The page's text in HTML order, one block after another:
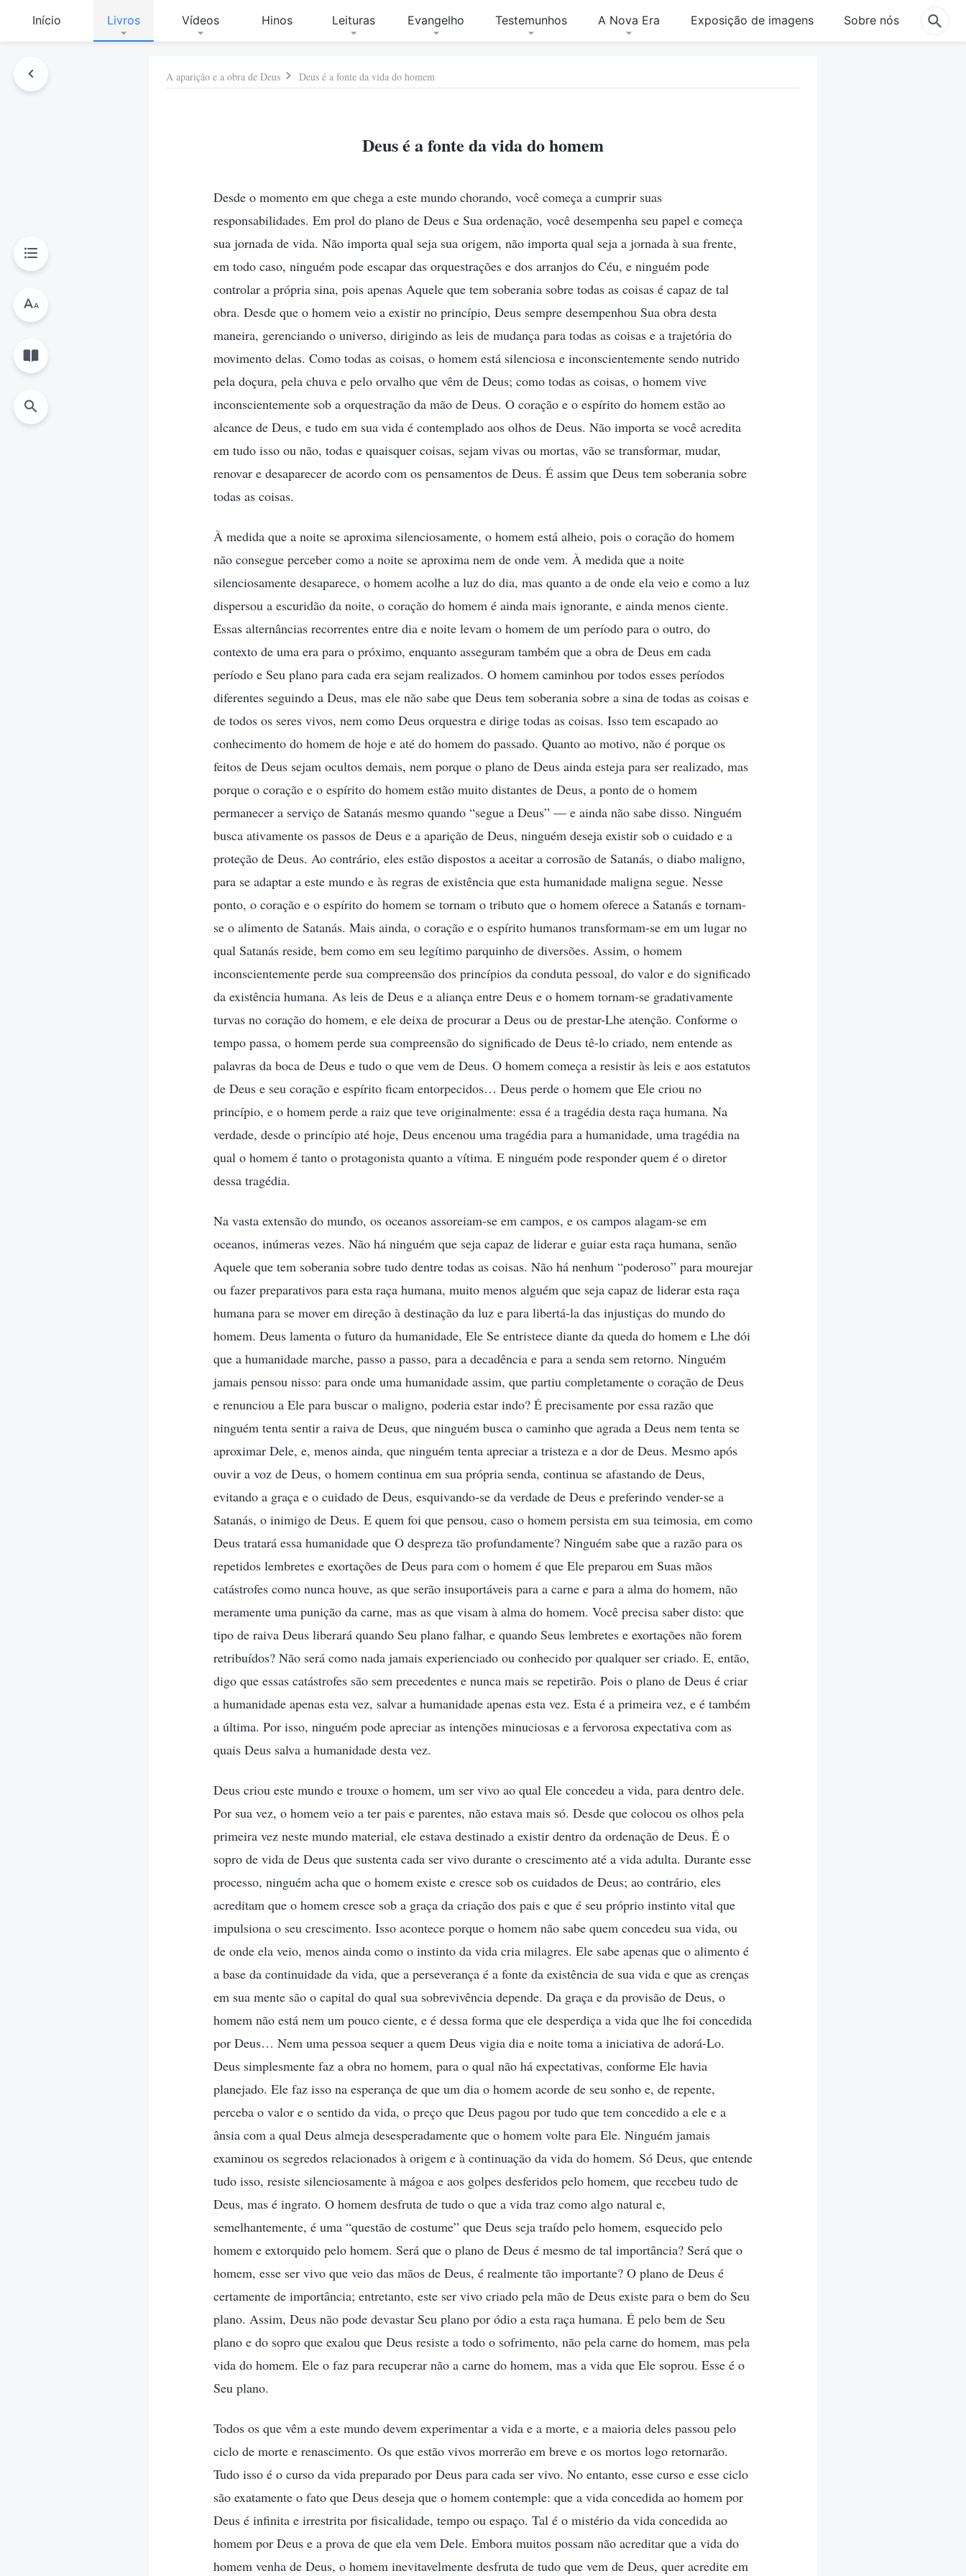
Início Livros Vídeos Hinos Leituras Evangelho Testemunhos A Nova Era Exposição de imagens Sobre nós
A aparição e a obra de Deus Deus é a fonte da vida do homem
Deus é a fonte da vida do homem
Desde o momento em que chega a este mundo chorando, você começa a cumprir suas
responsabilidades. Em prol do plano de Deus e Sua ordenação, você desempenha seu papel e começa
sua jornada de vida. Não importa qual seja sua origem, não importa qual seja a jornada à sua frente,
em todo caso, ninguém pode escapar das orquestrações e dos arranjos do Céu, e ninguém pode
controlar a própria sina, pois apenas Aquele que tem soberania sobre todas as coisas é capaz de tal
obra. Desde que o homem veio a existir no princípio, Deus sempre desempenhou Sua obra desta
maneira, gerenciando o universo, dirigindo as leis de mudança para todas as coisas e a trajetória do
movimento delas. Como todas as coisas, o homem está silenciosa e inconscientemente sendo nutrido
pela doçura, pela chuva e pelo orvalho que vêm de Deus; como todas as coisas, o homem vive
inconscientemente sob a orquestração da mão de Deus. O coração e o espírito do homem estão ao
alcance de Deus, e tudo em sua vida é contemplado aos olhos de Deus. Não importa se você acredita
em tudo isso ou não, todas e quaisquer coisas, sejam vivas ou mortas, vão se transformar, mudar,
renovar e desaparecer de acordo com os pensamentos de Deus. É assim que Deus tem soberania sobre
todas as coisas.
À medida que a noite se aproxima silenciosamente, o homem está alheio, pois o coração do homem
não consegue perceber como a noite se aproxima nem de onde vem. À medida que a noite
silenciosamente desaparece, o homem acolhe a luz do dia, mas quanto a de onde ela veio e como a luz
dispersou a escuridão da noite, o coração do homem é ainda mais ignorante, e ainda menos ciente.
Essas alternâncias recorrentes entre dia e noite levam o homem de um período para o outro, do
contexto de uma era para o próximo, enquanto asseguram também que a obra de Deus em cada
período e Seu plano para cada era sejam realizados. O homem caminhou por todos esses períodos
diferentes seguindo a Deus, mas ele não sabe que Deus tem soberania sobre a sina de todas as coisas e
de todos os seres vivos, nem como Deus orquestra e dirige todas as coisas. Isso tem escapado ao
conhecimento do homem de hoje e até do homem do passado. Quanto ao motivo, não é porque os
feitos de Deus sejam ocultos demais, nem porque o plano de Deus ainda esteja para ser realizado, mas
porque o coração e o espírito do homem estão muito distantes de Deus, a ponto de o homem
permanecer a serviço de Satanás mesmo quando “segue a Deus” — e ainda não sabe disso. Ninguém
busca ativamente os passos de Deus e a aparição de Deus, ninguém deseja existir sob o cuidado e a
proteção de Deus. Ao contrário, eles estão dispostos a aceitar a corrosão de Satanás, o diabo maligno,
para se adaptar a este mundo e às regras de existência que esta humanidade maligna segue. Nesse
ponto, o coração e o espírito do homem se tornam o tributo que o homem oferece a Satanás e tornam-
se o alimento de Satanás. Mais ainda, o coração e o espírito humanos transformam-se em um lugar no
qual Satanás reside, bem como em seu legítimo parquinho de diversões. Assim, o homem
inconscientemente perde sua compreensão dos princípios da conduta pessoal, do valor e do significado
da existência humana. As leis de Deus e a aliança entre Deus e o homem tornam-se gradativamente
turvas no coração do homem, e ele deixa de procurar a Deus ou de prestar-Lhe atenção. Conforme o
tempo passa, o homem perde sua compreensão do significado de Deus tê-lo criado, nem entende as
palavras da boca de Deus e tudo o que vem de Deus. O homem começa a resistir às leis e aos estatutos
de Deus e seu coração e espírito ficam entorpecidos… Deus perde o homem que Ele criou no
princípio, e o homem perde a raiz que teve originalmente: essa é a tragédia desta raça humana. Na
verdade, desde o princípio até hoje, Deus encenou uma tragédia para a humanidade, uma tragédia na
qual o homem é tanto o protagonista quanto a vítima. E ninguém pode responder quem é o diretor
dessa tragédia.
Na vasta extensão do mundo, os oceanos assoreiam-se em campos, e os campos alagam-se em
oceanos, inúmeras vezes. Não há ninguém que seja capaz de liderar e guiar esta raça humana, senão
Aquele que tem soberania sobre tudo dentre todas as coisas. Não há nenhum “poderoso” para mourejar
ou fazer preparativos para esta raça humana, muito menos alguém que seja capaz de liderar esta raça
humana para se mover em direção à destinação da luz e para libertá-la das injustiças do mundo do
homem. Deus lamenta o futuro da humanidade, Ele Se entristece diante da queda do homem e Lhe dói
que a humanidade marche, passo a passo, para a decadência e para a senda sem retorno. Ninguém
jamais pensou nisso: para onde uma humanidade assim, que partiu completamente o coração de Deus
e renunciou a Ele para buscar o maligno, poderia estar indo? É precisamente por essa razão que
ninguém tenta sentir a raiva de Deus, que ninguém busca o caminho que agrada a Deus nem tenta se
aproximar Dele, e, menos ainda, que ninguém tenta apreciar a tristeza e a dor de Deus. Mesmo após
ouvir a voz de Deus, o homem continua em sua própria senda, continua se afastando de Deus,
evitando a graça e o cuidado de Deus, esquivando-se da verdade de Deus e preferindo vender-se a
Satanás, o inimigo de Deus. E quem foi que pensou, caso o homem persista em sua teimosia, em como
Deus tratará essa humanidade que O despreza tão profundamente? Ninguém sabe que a razão para os
repetidos lembretes e exortações de Deus para com o homem é que Ele preparou em Suas mãos
catástrofes como nunca houve, as que serão insuportáveis para a carne e para a alma do homem, não
meramente uma punição da carne, mas as que visam à alma do homem. Você precisa saber disto: que
tipo de raiva Deus liberará quando Seu plano falhar, e quando Seus lembretes e exortações não forem
retribuídos? Não será como nada jamais experienciado ou conhecido por qualquer ser criado. E, então,
digo que essas catástrofes são sem precedentes e nunca mais se repetirão. Pois o plano de Deus é criar
a humanidade apenas esta vez, salvar a humanidade apenas esta vez. Esta é a primeira vez, e é também
a última. Por isso, ninguém pode apreciar as intenções minuciosas e a fervorosa expectativa com as
quais Deus salva a humanidade desta vez.
Deus criou este mundo e trouxe o homem, um ser vivo ao qual Ele concedeu a vida, para dentro dele.
Por sua vez, o homem veio a ter pais e parentes, não estava mais só. Desde que colocou os olhos pela
primeira vez neste mundo material, ele estava destinado a existir dentro da ordenação de Deus. É o
sopro de vida de Deus que sustenta cada ser vivo durante o crescimento até a vida adulta. Durante esse
processo, ninguém acha que o homem existe e cresce sob os cuidados de Deus; ao contrário, eles
acreditam que o homem cresce sob a graça da criação dos pais e que é seu próprio instinto vital que
impulsiona o seu crescimento. Isso acontece porque o homem não sabe quem concedeu sua vida, ou
de onde ela veio, menos ainda como o instinto da vida cria milagres. Ele sabe apenas que o alimento é
a base da continuidade da vida, que a perseverança é a fonte da existência de sua vida e que as crenças
em sua mente são o capital do qual sua sobrevivência depende. Da graça e da provisão de Deus, o
homem não está nem um pouco ciente, e é dessa forma que ele desperdiça a vida que lhe foi concedida
por Deus… Nem uma pessoa sequer a quem Deus vigia dia e noite toma a iniciativa de adorá-Lo.
Deus simplesmente faz a obra no homem, para o qual não há expectativas, conforme Ele havia
planejado. Ele faz isso na esperança de que um dia o homem acorde de seu sonho e, de repente,
perceba o valor e o sentido da vida, o preço que Deus pagou por tudo que tem concedido a ele e a
ânsia com a qual Deus almeja desesperadamente que o homem volte para Ele. Ninguém jamais
examinou os segredos relacionados à origem e à continuação da vida do homem. Só Deus, que entende
tudo isso, resiste silenciosamente à mágoa e aos golpes desferidos pelo homem, que recebeu tudo de
Deus, mas é ingrato. O homem desfruta de tudo o que a vida traz como algo natural e,
semelhantemente, é uma “questão de costume” que Deus seja traído pelo homem, esquecido pelo
homem e extorquido pelo homem. Será que o plano de Deus é mesmo de tal importância? Será que o
homem, esse ser vivo que veio das mãos de Deus, é realmente tão importante? O plano de Deus é
certamente de importância; entretanto, este ser vivo criado pela mão de Deus existe para o bem do Seu
plano. Assim, Deus não pode devastar Seu plano por ódio a esta raça humana. É pelo bem de Seu
plano e do sopro que exalou que Deus resiste a todo o sofrimento, não pela carne do homem, mas pela
vida do homem. Ele o faz para recuperar não a carne do homem, mas a vida que Ele soprou. Esse é o
Seu plano.
Todos os que vêm a este mundo devem experimentar a vida e a morte, e a maioria deles passou pelo
ciclo de morte e renascimento. Os que estão vivos morrerão em breve e os mortos logo retornarão.
Tudo isso é o curso da vida preparado por Deus para cada ser vivo. No entanto, esse curso e esse ciclo
são exatamente o fato que Deus deseja que o homem contemple: que a vida concedida ao homem por
Deus é infinita e irrestrita por fisicalidade, tempo ou espaço. Tal é o mistério da vida concedida ao
homem por Deus e a prova de que ela vem Dele. Embora muitos possam não acreditar que a vida do
homem venha de Deus, o homem inevitavelmente desfruta de tudo que vem de Deus, quer acredite em